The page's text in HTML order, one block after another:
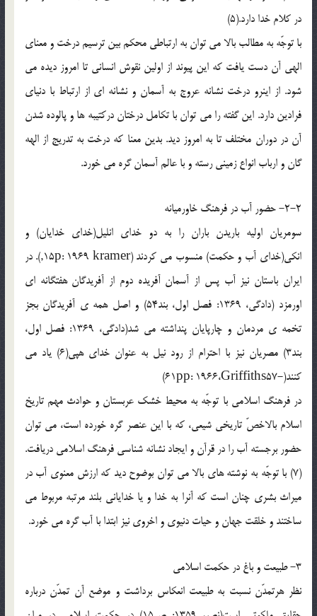
در کلام خدا دارد.(5)
با توجّه به مطالب بالا می توان به ارتباطی محکم بین ترسیم درخت و معنای
الهی آن دست یافت که این پیوند از اولین نقوش انسانی تا امروز دیده می
شود. از اینرو درخت نشانه عروج به آسمان و نشانه ای از ارتباط با دنیای
فرادین دارد. این گفته را می توان با تکامل درختان درکتیبه ها و پالوده شدن
آن در دوران مختلف تا به امروز دید. بدین معنا که درخت به تدریج از الهه
گان و ارباب انواع زمینی رسته و با عالم آسمان گره می خورد.
2-2- حضور آب در فرهنگ خاورمیانه
سومریان اولیه باریدن باران را به دو خدای انلیل(خدای خدایان) و
انکی(خدای آب و حکمت) منسوب می کردند (15p: 1969 kramer,). در
ایران باستان نیز آب پس از آسمان آفریده دوم از آفریدگان هفتگانه ای
اورمزد (دادگی، 1369: فصل اول، بند54) و اصل همه ی آفریدگان بجز
تخمه ی مردمان و چارپایان پنداشته می شد(دادگی، 1369: فصل اول،
بند3) مصریان نیز با احترام از رود نیل به عنوان خدای هپی(6) یاد می
کنند(-61pp: 1966،Griffiths57)
در فرهنگ اسلامی با توجّه به محیط خشک عربستان و حوادث مهم تاریخ
اسلام بالاخصّ تاریخی شیعی، که با این عنصر گره خورده است، می توان
حضور برجسته آب را در قرآن و ایجاد نشانه شناسی فرهنگ اسلامی دریافت.
(7) با توجّه به نوشته های بالا می توان بوضوح دید که ارزش معنوی آب در
میراث بشری چنان است که آنرا به خدا و یا خدایانی بلند مرتبه مربوط می
ساختند و خلقت جهان و حیات دنیوی و اخروی نیز ابتدا با آب گره می خورد.
3- طبیعت و باغ در حکمت اسلامی
نظر هرتمدّن نسبت به طبیعت انعکاس برداشت و موضع آن تمدّن درباره